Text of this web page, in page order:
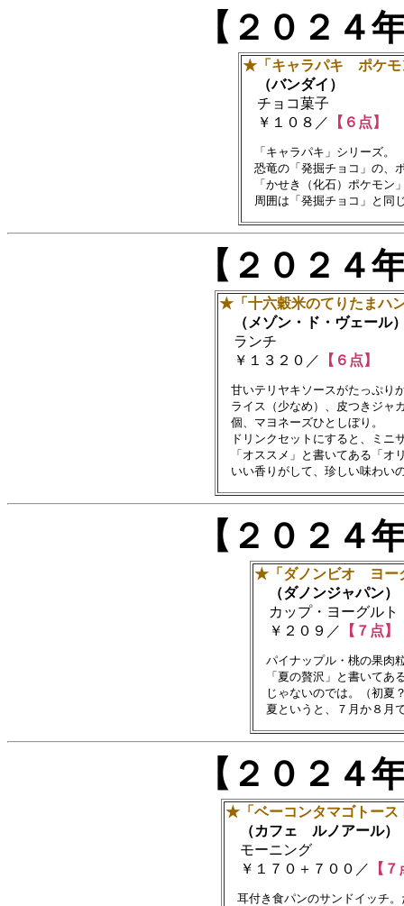
【２０２
★「キャラパキ ポケモ
（バンダイ）
チョコ菓子
￥１０８／
【６点】
「キャラパキ」シリーズ。
恐竜の「発掘チョコ」の、
「かせき（化石）ポケモン
【２０２
★「十六穀米のてりたまハ
（メゾン・ド・ヴェール
ランチ
￥１３２０／
【６点】
甘いテリヤキソースがたっぷり
ライス（少なめ）、皮つきジャ
個、マヨネーズひとしぼり。
ドリンクセットにすると、ミニ
「オススメ」と書いてある「オ
【２０２
★「ダノンビオ ヨー
（ダノンジャパン）
カップ・ヨーグルト
￥２０９／
【７点】
パイナップル・桃の果肉
「夏の贅沢」と書いてあ
じゃないのでは。（初夏
【２０２
★「ベーコンタマゴトース
（カフェ ルノアール）
モーニング
￥１７０＋７００／ 【
耳付き食パンのサンドイッチ